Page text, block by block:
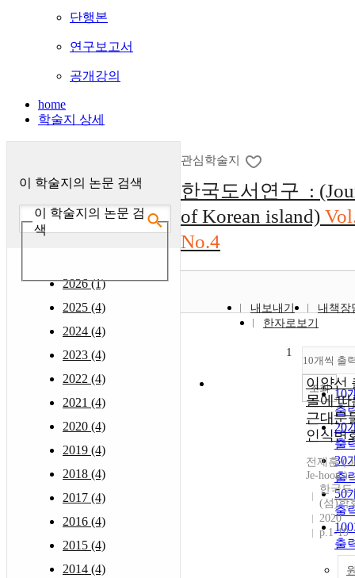
단행본
연구보고서
공개강의
home
학술지 상세
이 학술지의 논문 검색
이 학술지의 논문 검
색
2026 (1)
2025 (4)
2024 (4)
2023 (4)
2022 (4)
2021 (4)
2020 (4)
2019 (4)
2018 (4)
2017 (4)
2016 (4)
2015 (4)
2014 (4)
관심학술지
한국도서연구 :
of Korean island)
No.4
내보내기
내책장
한자로보기
10개씩 출
10
출
20
출
30
출
50
출
출
조회
1
이양선
몰에 따
근대문
인식변
전제훈 (
Je-hoon )
한국도
(섬)학
2020
p.1-19